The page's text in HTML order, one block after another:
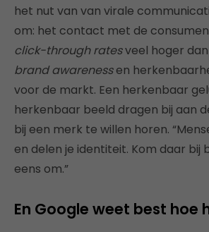
het nut van van virale
om: het contact met de
click-through ratesveel hoger
brand awarenessen
voor de markt. Een herkenbaar
herkenbaar beeld dragen bij aan
bij een merk te willen horen.
en delen je identiteit. Kom daar bij
eens om.”
En Google weet best hoe